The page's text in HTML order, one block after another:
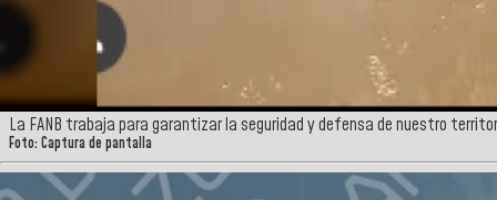
La FANB trabaja para garantizar la seguridad y defensa de nuestro
Foto: Captura de pantalla